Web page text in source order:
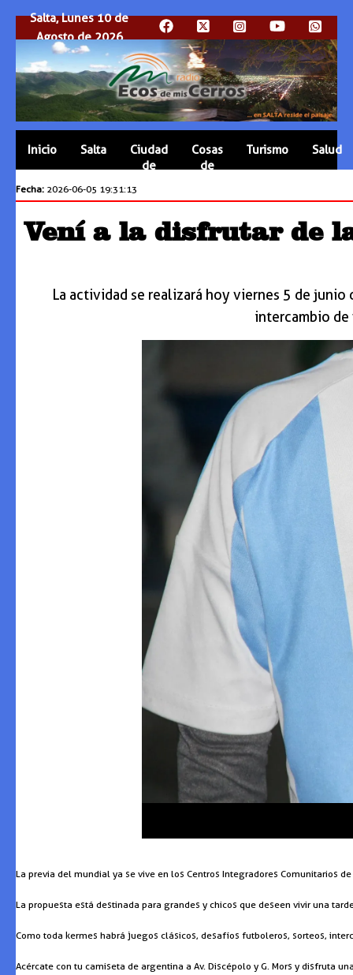
Salta, Lunes 10 de
Agosto de 2026
Inicio Salta
Ciudad
de
Cosas
de
Turismo Salud
Fecha: 2026-06-05 19:31:13
Vení a la disfrutar de
La actividad se realizará hoy viernes 5 de
intercambio
La previa del mundial ya se vive en los Centros Integradores Comunitarios
La propuesta está destinada para grandes y chicos que deseen vivir una
Como toda kermes habrá juegos clásicos, desafíos futboleros, sorteos,
Acércate con tu camiseta de argentina a Av. Discépolo y G. Mors y disfruta